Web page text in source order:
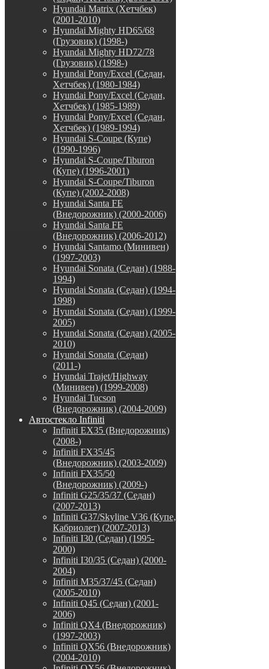
Hyundai Matrix (Хетчбек)
(2001-2010)
Hyundai Mighty HD65/68
(Грузовик) (1998-)
Hyundai Mighty HD72/78
(Грузовик) (1998-)
Hyundai Pony/Excel (Седан,
Хетчбек) (1980-1984)
Hyundai Pony/Excel (Седан,
Хетчбек) (1985-1989)
Hyundai Pony/Excel (Седан,
Хетчбек) (1989-1994)
Hyundai S-Coupe (Купе)
(1990-1996)
Hyundai S-Coupe/Tiburon
(Купе) (1996-2001)
Hyundai S-Coupe/Tiburon
(Купе) (2002-2008)
Hyundai Santa FE
(Внедорожник) (2000-2006)
Hyundai Santa FE
(Внедорожник) (2006-2012)
Hyundai Santamo (Минивен)
(1997-2003)
Hyundai Sonata (Седан) (1988-
1994)
Hyundai Sonata (Седан) (1994-
1998)
Hyundai Sonata (Седан) (1999-
2005)
Hyundai Sonata (Седан) (2005-
2010)
Hyundai Sonata (Седан)
(2011-)
Hyundai Trajet/Highway
(Минивен) (1999-2008)
Hyundai Tucson
(Внедорожник) (2004-2009)
Автостекло Infiniti
Infiniti EX35 (Внедорожник)
(2008-)
Infiniti FX35/45
(Внедорожник) (2003-2009)
Infiniti FX35/50
(Внедорожник) (2009-)
Infiniti G25/35/37 (Седан)
(2007-2013)
Infiniti G37/Skyline V36 (Купе,
Кабриолет) (2007-2013)
Infiniti I30 (Седан) (1995-
2000)
Infiniti I30/35 (Седан) (2000-
2004)
Infiniti M35/37/45 (Седан)
(2005-2010)
Infiniti Q45 (Седан) (2001-
2006)
Infiniti QX4 (Внедорожник)
(1997-2003)
Infiniti QX56 (Внедорожник)
(2004-2010)